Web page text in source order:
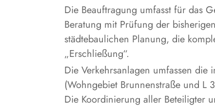
Die Beauftragung umfasst für das
Beratung mit Prüfung der
städtebaulichen Planung, die
„Erschließung“.
Die Verkehrsanlagen umfassen
(Wohngebiet Brunnenstraße und
Die Koordinierung aller Beteiligter